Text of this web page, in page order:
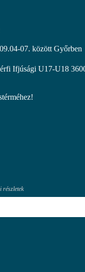
07. között Győrben
Ifjúsági U17-U18
részletek